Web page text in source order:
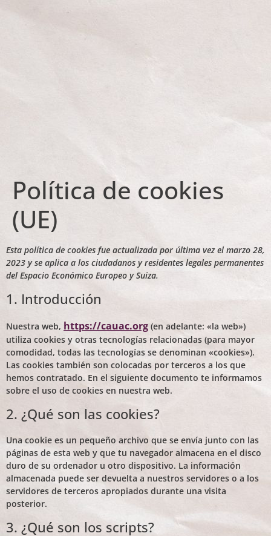
Política de cookies
(UE)
Esta política de cookies fue actualizada por última vez el marzo 28,
2023 y se aplica a los ciudadanos y residentes legales permanentes
del Espacio Económico Europeo y Suiza.
1. Introducción
Nuestra web, https://cauac.org (en adelante: «la web»)
utiliza cookies y otras tecnologías relacionadas (para mayor
comodidad, todas las tecnologías se denominan «cookies»).
Las cookies también son colocadas por terceros a los que
hemos contratado. En el siguiente documento te informamos
sobre el uso de cookies en nuestra web.
2. ¿Qué son las cookies?
Una cookie es un pequeño archivo que se envía junto con las
páginas de esta web y que tu navegador almacena en el disco
duro de su ordenador u otro dispositivo. La información
almacenada puede ser devuelta a nuestros servidores o a los
servidores de terceros apropiados durante una visita
posterior.
3. ¿Qué son los scripts?